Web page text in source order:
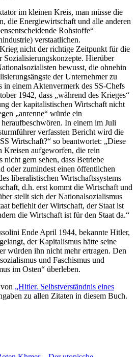
im kleinen Kreis, man müsse die
die Energiewirtschaft und alle anderen
Rohstoffe“
verstaatlichen.
nicht der richtige Zeitpunkt für die
Sozialisierungskonzepte. Hierüber
bewusst, die ohnehin
der Unternehmer zu
in einem Aktenvermerk des SS-Chefs
1942, dass „während des Krieges“
der kapitalistischen Wirtschaft nicht
„anrenne“ würde ein
In einem im Juli
verfassten Bericht wird die
Wirtschaft?“ so beantwortet: „Diese
Kreisen aufgeworfen, die rein
nicht gern sehen, dass Betriebe
oder zumindest einen öffentlichen
liberalistischen Wirtschaftssystems
d.h. erst kommt die Wirtschaft und
stellt sich der Nationalsozialismus
befiehlt der Wirtschaft, der Staat ist
die Wirtschaft ist für den Staat da.“
Ende April 1944, bekannte Hitler,
der Kapitalismus hätte seine
würden ihn nicht mehr ertragen. Den
und Faschismus und
im Osten“ überleben.
„Hitler. Selbstverständnis eines
zu allen Zitaten in diesem Buch.